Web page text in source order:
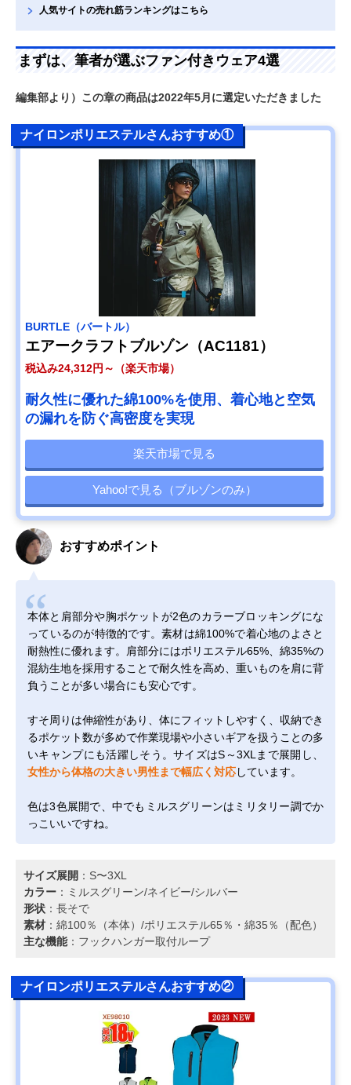
人気サイトの売れ筋ランキングはこちら
まずは、筆者が選ぶファン付きウェア4選
編集部より）この章の商品は2022年5月に選定いただきました
ナイロンポリエステルさんおすすめ①
BURTLE（バートル）
エアークラフトブルゾン（AC1181）
税込み24,312円～（楽天市場）
耐久性に優れた綿100%を使用、着心地と空気
の漏れを防ぐ高密度を実現
楽天市場で見る
Yahoo!で見る（ブルゾンのみ）
おすすめポイント
本体と肩部分や胸ポケットが2色のカラーブロッキングにな
っているのが特徴的です。素材は綿100%で着心地のよさと
耐熱性に優れます。肩部分にはポリエステル65%、綿35%の
混紡生地を採用することで耐久性を高め、重いものを肩に背
負うことが多い場合にも安心です。
すそ周りは伸縮性があり、体にフィットしやすく、収納でき
るポケット数が多めで作業現場や小さいギアを扱うことの多
いキャンプにも活躍しそう。サイズはS～3XLまで展開し、
女性から体格の大きい男性まで幅広く対応しています。
色は3色展開で、中でもミルスグリーンはミリタリー調でか
っこいいですね。
サイズ展開 ：S〜3XL
カラー ：ミルスグリーン/ネイビー/シルバー
形状 ：長そで
素材 ：綿100％（本体）/ポリエステル65％・綿35％（配色）
主な機能：フックハンガー取付ループ
ナイロンポリエステルさんおすすめ②